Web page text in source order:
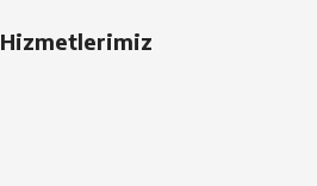
Hizmetlerimiz